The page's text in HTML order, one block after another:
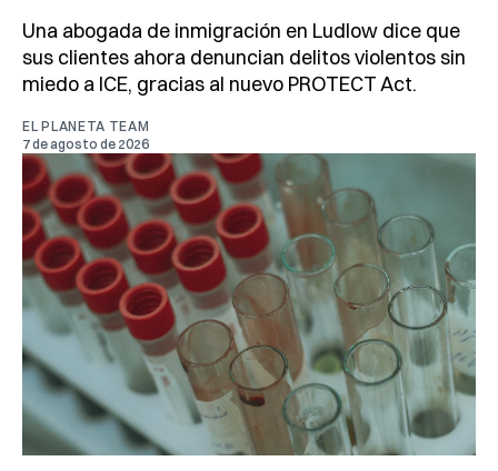
Una abogada de inmigración en Ludlow dice que
sus clientes ahora denuncian delitos violentos sin
miedo a ICE, gracias al nuevo PROTECT Act.
EL PLANETA TEAM
7 de agosto de 2026